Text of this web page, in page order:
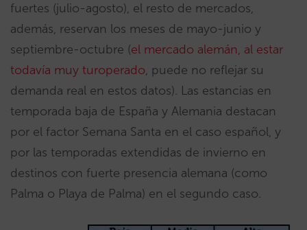
fuertes (julio-agosto), el resto de mercados,
además, reservan los meses de mayo-junio y
septiembre-octubre (el mercado alemán, al estar
todavía muy turoperado, puede no reflejar su
demanda real en estos datos). Las estancias en
temporada baja de España y Alemania destacan
por el factor Semana Santa en el caso español, y
por las temporadas extendidas de invierno en
destinos con fuerte presencia alemana (como
Palma o Playa de Palma) en el segundo caso.